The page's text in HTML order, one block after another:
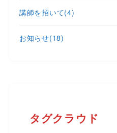
講師を招いて(4)
お知らせ(18)
タグクラウド